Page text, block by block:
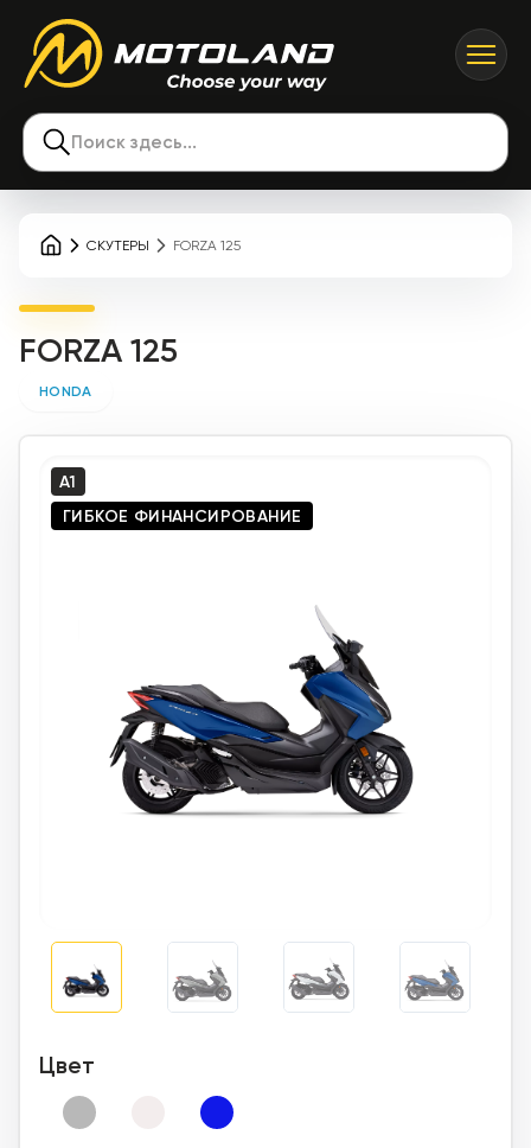
Поиск здесь...
СКУТЕРЫ FORZA 125
FORZA 125
HONDA
A1
ГИБКОЕ ФИНАНСИРОВАНИЕ
Цвет